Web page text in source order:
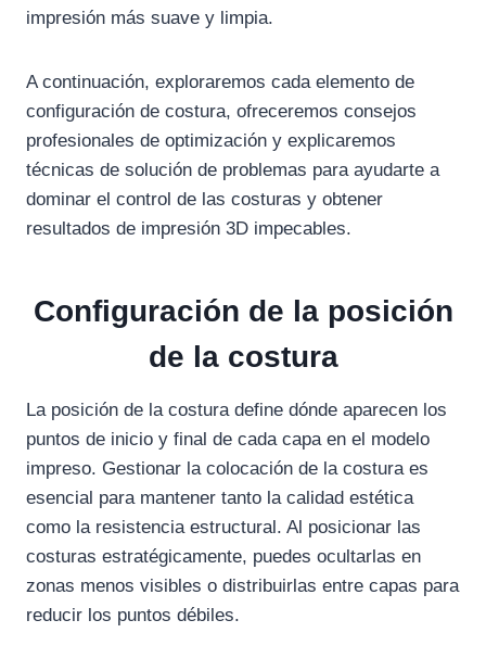
impresión más suave y limpia.
A continuación, exploraremos cada elemento de
configuración de costura, ofreceremos consejos
profesionales de optimización y explicaremos
técnicas de solución de problemas para ayudarte a
dominar el control de las costuras y obtener
resultados de impresión 3D impecables.
Configuración de la posición
de la costura
La posición de la costura define dónde aparecen los
puntos de inicio y final de cada capa en el modelo
impreso. Gestionar la colocación de la costura es
esencial para mantener tanto la calidad estética
como la resistencia estructural. Al posicionar las
costuras estratégicamente, puedes ocultarlas en
zonas menos visibles o distribuirlas entre capas para
reducir los puntos débiles.